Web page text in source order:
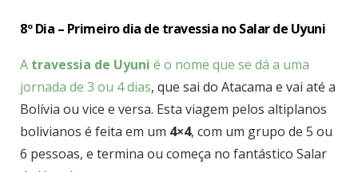
8º Dia – Primeiro dia de travessia no Salar de Uyuni
A travessia de Uyuni é o nome que se dá a uma
jornada de 3 ou 4 dias, que sai do Atacama e vai até a
Bolívia ou vice e versa. Esta viagem pelos altiplanos
bolivianos é feita em um 4×4, com um grupo de 5 ou
6 pessoas, e termina ou começa no fantástico Salar